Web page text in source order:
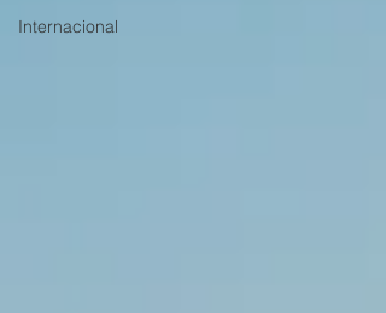
Internacional